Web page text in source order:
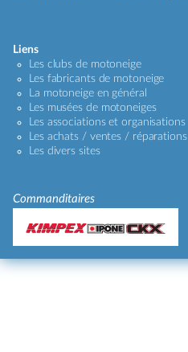
Liens
Les clubs de motoneige
Les fabricants de motoneige
La motoneige en général
Les musées de motoneiges
Les associations et organisations
Les achats / ventes / réparations
Les divers sites
Commanditaires